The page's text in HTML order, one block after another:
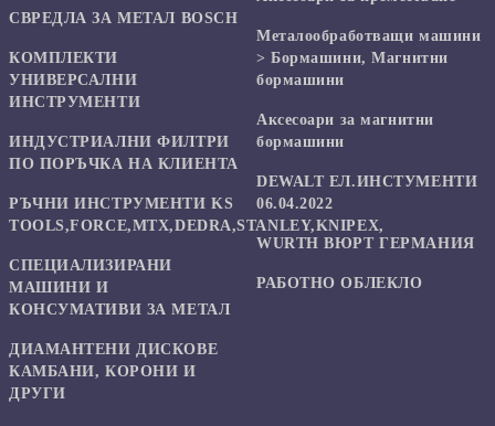
СВРЕДЛА ЗА МЕТАЛ BOSCH
КОМПЛЕКТИ
УНИВЕРСАЛНИ
ИНСТРУМЕНТИ
ИНДУСТРИАЛНИ ФИЛТРИ
ПО ПОРЪЧКА НА КЛИЕНТА
РЪЧНИ ИНСТРУМЕНТИ KS
TOOLS,FORCE,MTX,DEDRA,STANLEY,KNIPEX,
СПЕЦИАЛИЗИРАНИ
МАШИНИ И
КОНСУМАТИВИ ЗА МЕТАЛ
ДИАМАНТЕНИ ДИСКОВЕ
КАМБАНИ, КОРОНИ И
ДРУГИ
Mеталообработващи машини
> Бормашини, Магнитни
бормашини
Аксесоари за магнитни
бормашини
DEWALT ЕЛ.ИНСТУМЕНТИ
06.04.2022
WURTH ВЮРТ ГЕРМАНИЯ
РАБОТНО ОБЛЕКЛО